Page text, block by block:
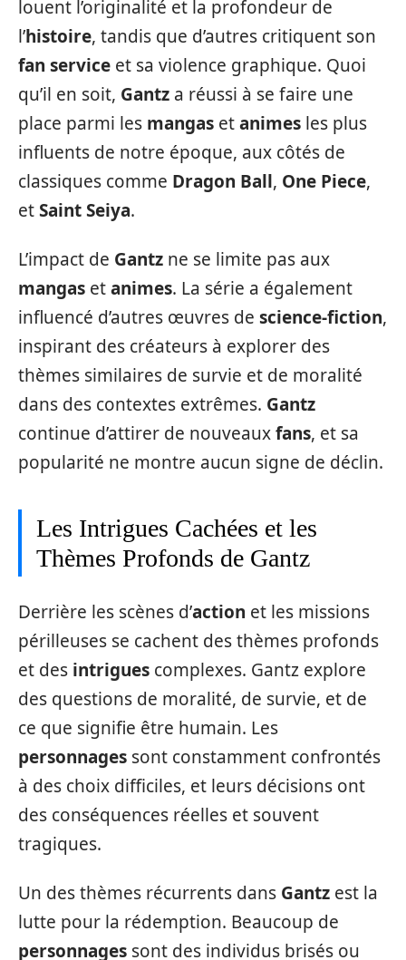
louent l’originalité et la profondeur de
l’histoire, tandis que d’autres critiquent son
fan service et sa violence graphique. Quoi
qu’il en soit, Gantz a réussi à se faire une
place parmi les mangas etanimes les plus
influents de notre époque, aux côtés de
classiques comme Dragon Ball, One Piece,
etSaint Seiya.
L’impact de Gantz ne se limite pas aux
mangas etanimes. La série a également
influencé d’autres œuvres de science-fiction,
inspirant des créateurs à explorer des
thèmes similaires de survie et de moralité
dans des contextes extrêmes. Gantz
continue d’attirer de nouveauxfans, et sa
popularité ne montre aucun signe de déclin.
Les Intrigues Cachées et les
Thèmes Profonds de Gantz
Derrière les scènes d’action et les missions
périlleuses se cachent des thèmes profonds
et des intrigues complexes. Gantz explore
des questions de moralité, de survie, et de
ce que signifie être humain. Les
personnages sont constamment confrontés
à des choix difficiles, et leurs décisions ont
des conséquences réelles et souvent
tragiques.
Un des thèmes récurrents dans Gantz est la
lutte pour la rédemption. Beaucoup de
personnages sont des individus brisés ou